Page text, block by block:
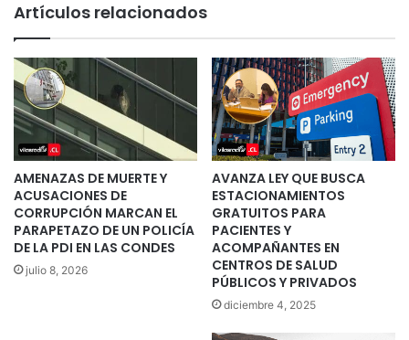
Artículos relacionados
AMENAZAS DE MUERTE Y
ACUSACIONES DE
CORRUPCIÓN MARCAN EL
PARAPETAZO DE UN POLICÍA
DE LA PDI EN LAS CONDES
julio 8, 2026
AVANZA LEY QUE BUSCA
ESTACIONAMIENTOS
GRATUITOS PARA
PACIENTES Y
ACOMPAÑANTES EN
CENTROS DE SALUD
PÚBLICOS Y PRIVADOS
diciembre 4, 2025